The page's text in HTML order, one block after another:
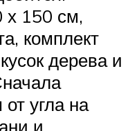
х 150 см,
комплект
дерева и
угла на
и